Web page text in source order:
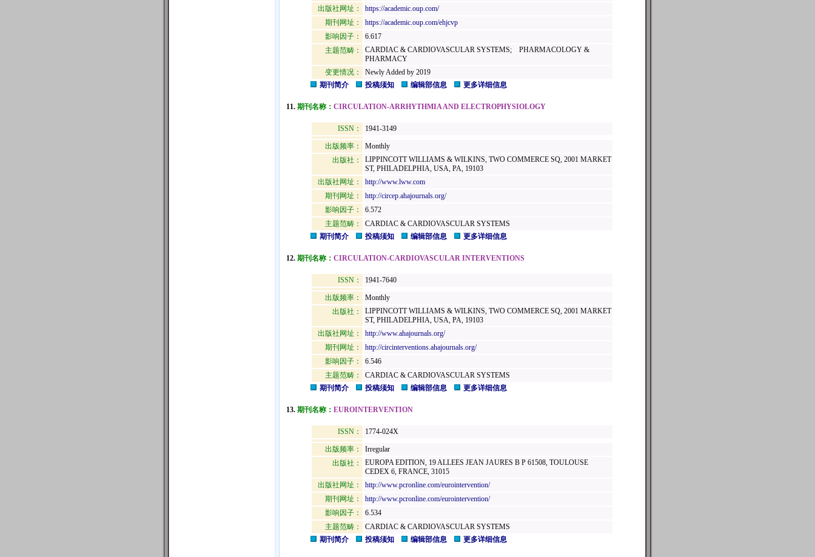
出版社网址：
https://academic.oup.com/
期刊网址：
https://academic.oup.com/ehjcvp
影响因子：
6.617
主题范畴：
CARDIAC & CARDIOVASCULAR SYSTEMS; PHARMACOLOGY &
PHARMACY
变更情况：
Newly Added by 2019
期刊简介
投稿须知 编辑部信息 更多详细信息
11. 期刊名称： CIRCULATION-ARRHYTHMIA AND ELECTROPHYSIOLOGY
ISSN： 1941-3149
出版频率：
Monthly
出版社：
LIPPINCOTT WILLIAMS & WILKINS, TWO COMMERCE SQ, 2001 MARKET
ST, PHILADELPHIA, USA, PA, 19103
出版社网址：
http://www.lww.com
期刊网址：
http://circep.ahajournals.org/
影响因子：
6.572
主题范畴：
CARDIAC & CARDIOVASCULAR SYSTEMS
期刊简介
投稿须知 编辑部信息 更多详细信息
12. 期刊名称： CIRCULATION-CARDIOVASCULAR INTERVENTIONS
ISSN： 1941-7640
出版频率：
Monthly
出版社：
LIPPINCOTT WILLIAMS & WILKINS, TWO COMMERCE SQ, 2001 MARKET
ST, PHILADELPHIA, USA, PA, 19103
出版社网址：
http://www.ahajournals.org/
期刊网址：
http://circinterventions.ahajournals.org/
影响因子：
6.546
主题范畴：
CARDIAC & CARDIOVASCULAR SYSTEMS
期刊简介
投稿须知 编辑部信息 更多详细信息
13. 期刊名称： EUROINTERVENTION
ISSN： 1774-024X
出版频率：
Irregular
出版社：
EUROPA EDITION, 19 ALLEES JEAN JAURES B P 61508, TOULOUSE
CEDEX 6, FRANCE, 31015
出版社网址：
http://www.pcronline.com/eurointervention/
期刊网址：
http://www.pcronline.com/eurointervention/
影响因子：
6.534
主题范畴：
CARDIAC & CARDIOVASCULAR SYSTEMS
期刊简介
投稿须知 编辑部信息 更多详细信息